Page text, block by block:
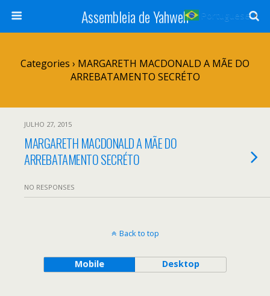
Assembleia de Yahweh
Categories › MARGARETH MACDONALD A MÃE DO
ARREBATAMENTO SECRÉTO
JULHO 27, 2015
MARGARETH MACDONALD A MÃE DO
ARREBATAMENTO SECRÉTO
NO RESPONSES
Back to top
Mobile Desktop
Portuguese ▼